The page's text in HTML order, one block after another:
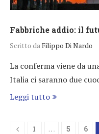
Fabbriche addio: il
Scritto da Filippo Di Nardo
La conferma viene da
Italia ci saranno due
Leggi tutto
1 … 5 6